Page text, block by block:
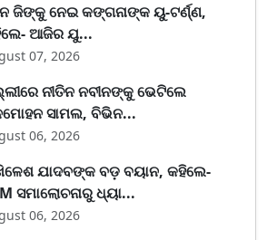
ଜିଙ୍କୁ ନେଇ କଙ୍ଗନାଙ୍କ ୟୁ-ଟର୍ଣ୍ଣ,
ଆଜିର ଯୁ...
07, 2026
ନୀତିନ ନବୀନଙ୍କୁ ଭେଟିଲେ
ସାମଲ, ବିଭିନ...
06, 2026
ଯାଦବଙ୍କ ବଡ଼ ବୟାନ, କହିଲେ-
ସମାଲୋଚନାରୁ ଧ୍ୟା...
06, 2026